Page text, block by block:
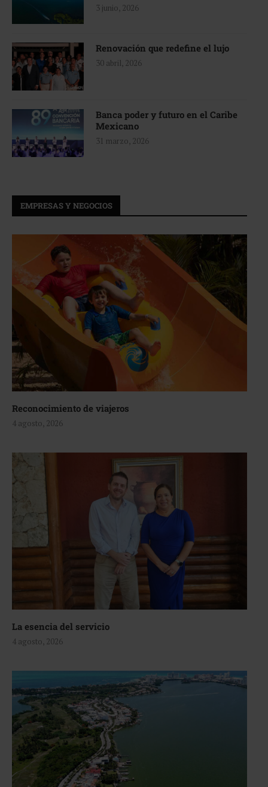
3 junio, 2026
Renovación que redefine el lujo
30 abril, 2026
Banca poder y futuro en el Caribe
Mexicano
31 marzo, 2026
EMPRESAS Y NEGOCIOS
Reconocimiento de viajeros
4 agosto, 2026
La esencia del servicio
4 agosto, 2026